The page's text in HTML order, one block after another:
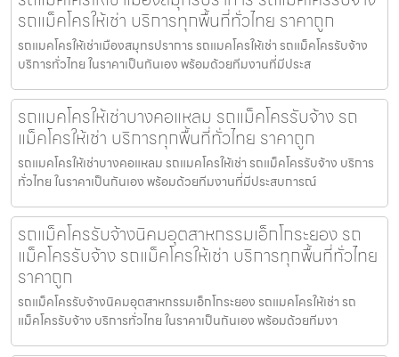
รถแม็คโครให้เช่า บริการทุกพื้นที่ทั่วไทย ราคาถูก
รถแมคโครให้เช่าเมืองสมุทรปราการ รถแมคโครให้เช่า รถแม็คโครรับจ้าง
บริการทั่วไทย ในราคาเป็นกันเอง พร้อมด้วยทีมงานที่มีประส
รถแมคโครให้เช่าบางคอแหลม รถแม็คโครรับจ้าง รถ
แม็คโครให้เช่า บริการทุกพื้นที่ทั่วไทย ราคาถูก
รถแมคโครให้เช่าบางคอแหลม รถแมคโครให้เช่า รถแม็คโครรับจ้าง บริการ
ทั่วไทย ในราคาเป็นกันเอง พร้อมด้วยทีมงานที่มีประสบการณ์
รถแม็คโครรับจ้างนิคมอุตสาหกรรมเอ็กโกระยอง รถ
แม็คโครรับจ้าง รถแม็คโครให้เช่า บริการทุกพื้นที่ทั่วไทย
ราคาถูก
รถแม็คโครรับจ้างนิคมอุตสาหกรรมเอ็กโกระยอง รถแมคโครให้เช่า รถ
แม็คโครรับจ้าง บริการทั่วไทย ในราคาเป็นกันเอง พร้อมด้วยทีมงา